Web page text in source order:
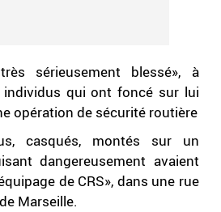
sérieusement blessé», à
individus qui ont foncé sur lui
opération de sécurité routière
casqués, montés sur un
dangereusement avaient
de CRS», dans une rue
Marseille.